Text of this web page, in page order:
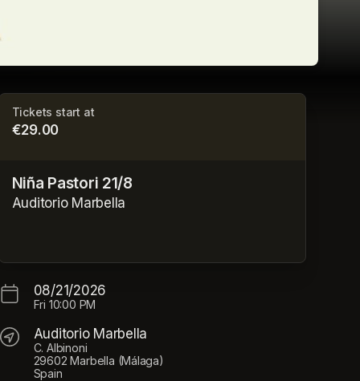
Tickets start at
€29.00
Niña Pastori 21/8
Auditorio Marbella
08/21/2026
Fri 10:00 PM
Auditorio Marbella
C. Albinoni
29602 Marbella (Málaga)
Spain